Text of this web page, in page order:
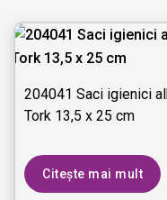
204041 Saci igienici
Tork 13,5 x 25 cm
Citește mai mult